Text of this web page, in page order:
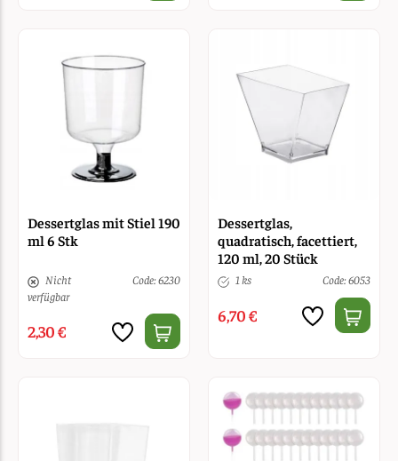
Dessertglas mit Stiel 190
ml 6 Stk
Nicht
verfügbar
Code: 6230
2,30 €
Dessertglas,
quadratisch, facettiert,
120 ml, 20 Stück
1 ks Code: 6053
6,70 €